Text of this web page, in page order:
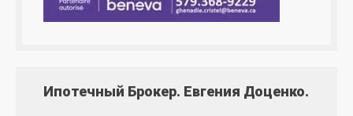
Ипотечный Брокер. Евгения Доценко.